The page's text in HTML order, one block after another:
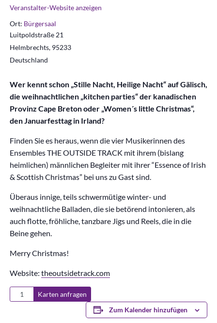
Ort: Bürgersaal
Luitpoldstraße 21
Helmbrechts, 95233
Deutschland
Veranstalter-Website anzeigen
Wer kennt schon „Stille Nacht, Heilige Nacht“ auf Gälisch,
die weihnachtlichen „kitchen parties“ der kanadischen
Provinz Cape Breton oder „Women´s little Christmas“,
den Januarfesttag in Irland?
Finden Sie es heraus, wenn die vier Musikerinnen des
Ensembles THE OUTSIDE TRACK mit ihrem (bislang
heimlichen) männlichen Begleiter mit ihrer “Essence of Irish
& Scottish Christmas” bei uns zu Gast sind.
Überaus innige, teils schwermütige winter- und
weihnachtliche Balladen, die sie betörend intonieren, als
auch flotte, fröhliche, tanzbare Jigs und Reels, die in die
Beine gehen.
Merry Christmas!
Website: theoutsidetrack.com
Karten anfragen
Zum Kalender hinzufügen